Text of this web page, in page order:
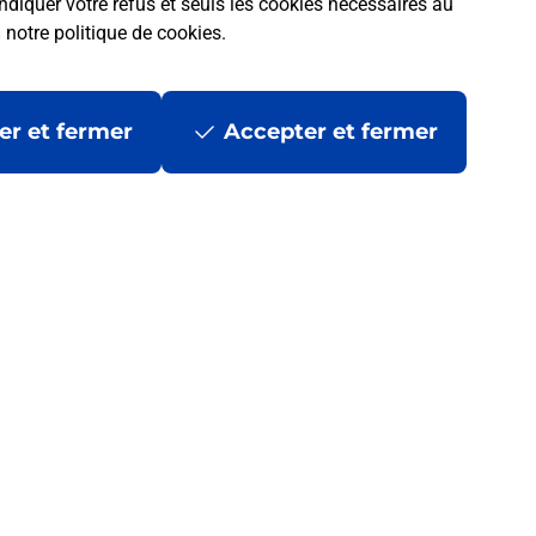
notre politique de cookies.
et fermer Accepter et fermer